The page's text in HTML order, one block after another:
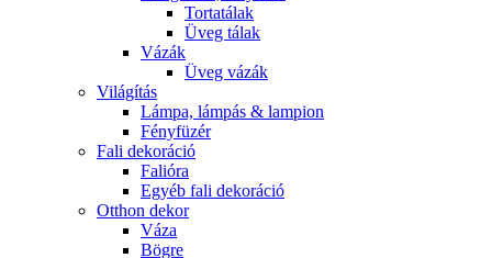
Tortatálak
Üveg tálak
Vázák
Üveg vázák
Világítás
Lámpa, lámpás & lampion
Fényfüzér
Fali dekoráció
Falióra
Egyéb fali dekoráció
Otthon dekor
Váza
Bögre